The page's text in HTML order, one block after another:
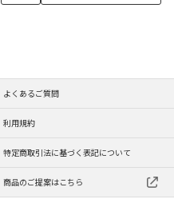
よくあるご質問
利用規約
特定商取引法に基づく表記について
商品のご提案はこちら